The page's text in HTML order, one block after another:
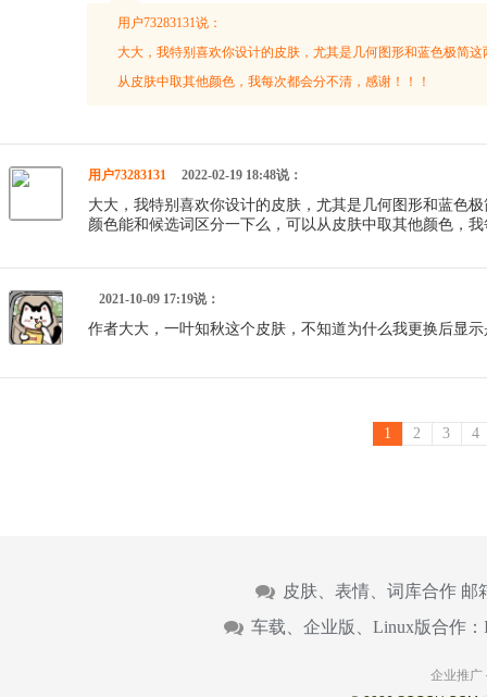
用户73283131说：
大大，我特别喜欢你设计的皮肤，尤其是几何图形和蓝色极简
从皮肤中取其他颜色，我每次都会分不清，感谢！！！
用户73283131 2022-02-19 18:48说：
大大，我特别喜欢你设计的皮肤，尤其是几何图形和蓝色
颜色能和候选词区分一下么，可以从皮肤中取其他颜色，
2021-10-09 17:19说：
作者大大，一叶知秋这个皮肤，不知道为什么我更换后显
1 2 3 4
皮肤、表情、词库合作 邮
车载、企业版、Linux版合作：
企业推广